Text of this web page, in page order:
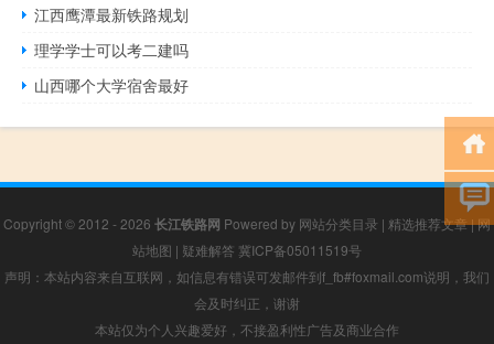
江西鹰潭最新铁路规划
理学学士可以考二建吗
山西哪个大学宿舍最好
Copyright © 2012 - 2026 长江铁路网 Powered by 网站分类目录 | 精选推荐文章|网
站地图 | 疑难解答 冀ICP备05011519号
声明：本站内容来自互联网，如信息有错误可发邮件到f_fb#foxmail.com说明，我们
会及时纠正，谢谢
本站仅为个人兴趣爱好，不接盈利性广告及商业合作